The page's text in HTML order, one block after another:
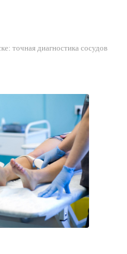
точная диагностика сосудов